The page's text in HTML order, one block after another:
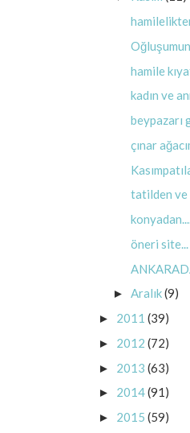
hamile
kadın ve
beypazarı
çınar
tatilden ve
öneri site...
► Aralık(9)
► 2011 (39)
► 2012 (72)
► 2013 (63)
► 2014(91)
► 2015 (59)